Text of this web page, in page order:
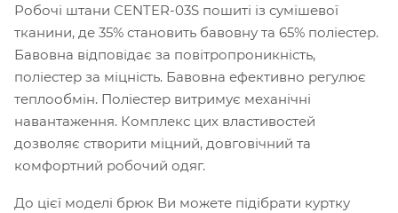
Робочі штани CENTER-03S пошиті із сумішевої
тканини, де 35% становить бавовну та 65% поліестер.
Бавовна відповідає за повітропроникність,
поліестер за міцність. Бавовна ефективно регулює
теплообмін. Поліестер витримує механічні
навантаження. Комплекс цих властивостей
дозволяє створити міцний, довговічний та
комфортний робочий одяг.
До цієї моделі брюк Ви можете підібрати куртку